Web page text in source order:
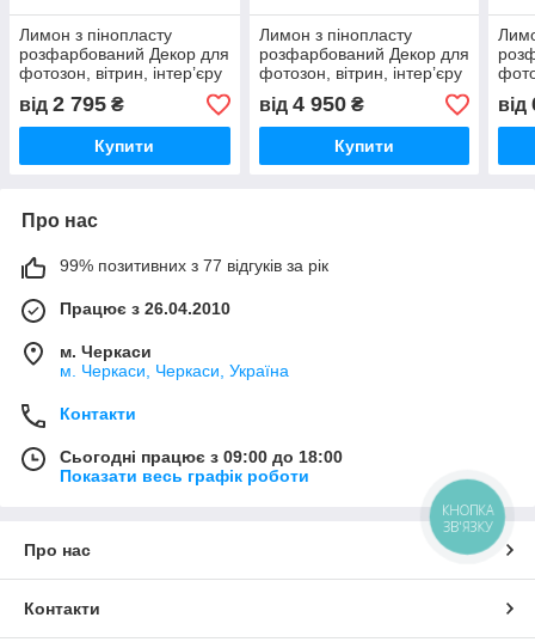
Лимон з пінопласту
розфарбований Декор для
фотозон, вітрин, інтер’єру
від 2 795 ₴
Купити
Лимон з пінопласту
розфарбований Декор для
фотозон, вітрин, інтер’єру
від 4 950₴
Купити
від
Про нас
99% позитивних з 77 відгуків за рік
Працює з 26.04.2010
м. Черкаси
м. Черкаси, Черкаси, Україна
Контакти
Сьогодні працює з 09:00 до 18:00
Показати весь графік роботи
Про нас
Контакти
КНОПКА
ЗВ'ЯЗКУ